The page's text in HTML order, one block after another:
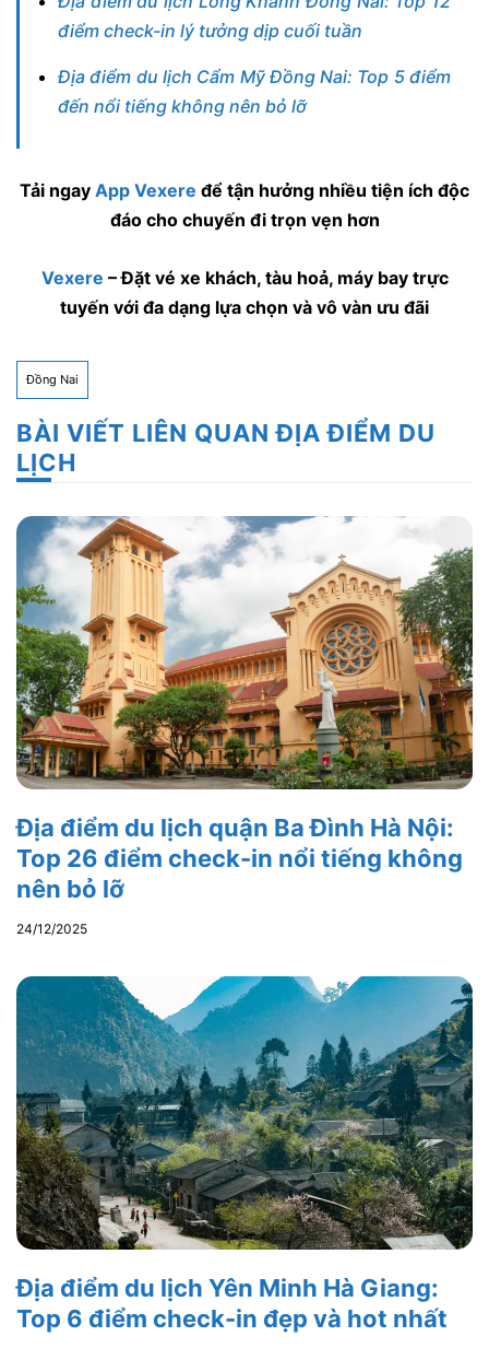
điểm check-in lý tưởng dịp cuối tuần
Địa điểm du lịch Cẩm Mỹ Đồng Nai: Top 5 điểm
đến nổi tiếng không nên bỏ lỡ
Tải ngay App Vexere để tận hưởng nhiều tiện ích độc
đáo cho chuyến đi trọn vẹn hơn
Vexere – Đặt vé xe khách, tàu hoả, máy bay trực
tuyến với đa dạng lựa chọn và vô vàn ưu đãi
Đồng Nai
BÀI VIẾT LIÊN QUAN ĐỊA ĐIỂM DU
LỊCH
Địa điểm du lịch quận Ba Đình Hà Nội:
Top 26 điểm check-in nổi tiếng không
nên bỏ lỡ
24/12/2025
Địa điểm du lịch Yên Minh Hà Giang:
Top 6 điểm check-in đẹp và hot nhất